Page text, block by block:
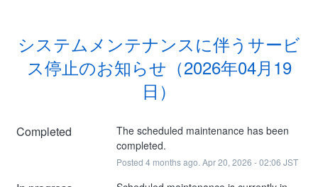
システムメンテナンスに伴うサービ
ス停止のお知らせ（2026年04月19
日）
Completed
The scheduled maintenance has been
completed.
Posted 4months ago. Apr20, 2026 -02:06 JST